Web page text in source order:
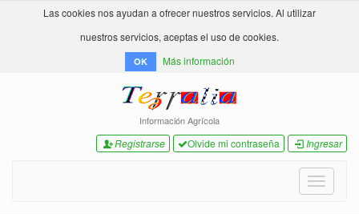
Las cookies nos ayudan a ofrecer nuestros servicios. Al utilizar
nuestros servicios, aceptas el uso de cookies.
OK Más información
Información Agrícola
Registrarse Olvide mi contraseña Ingresar
Toggle